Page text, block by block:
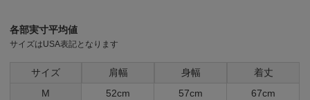
各部実寸平均値
サイズはUSA表記となります
サイズ 肩幅 身幅
着丈
M
52cm 57cm
67cm